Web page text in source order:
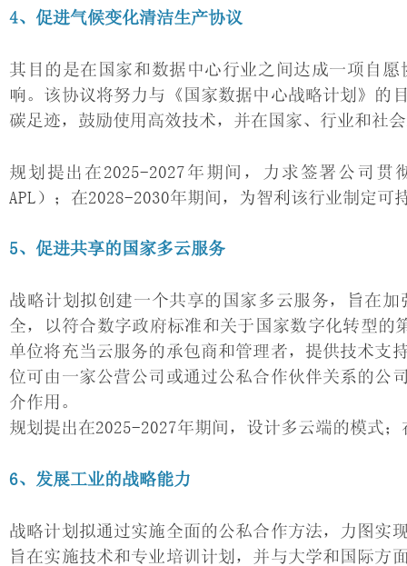
4、促进气候变化清洁生产协议
其目的是在国家和数据中心行业之间达成一项自
响。该协议将努力与《国家数据中心战略计划》的
碳足迹，鼓励使用高效技术，并在国家、行业和社
规划提出在2025-2027年期间，力求签署公司
APL）；在2028-2030年期间，为智利该行业制定可
5、促进共享的国家多云服务
战略计划拟创建一个共享的国家多云服务，旨在
全，以符合数字政府标准和关于国家数字化转型的
单位将充当云服务的承包商和管理者，提供技术支
位可由一家公营公司或通过公私合作伙伴关系的公
介作用。
规划提出在2025-2027年期间，设计多云端的模式
6、发展工业的战略能力
战略计划拟通过实施全面的公私合作方法，力图实
旨在实施技术和专业培训计划，并与大学和国际方